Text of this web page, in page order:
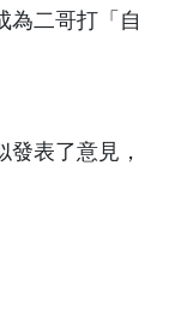
為二哥打「自
表了意見，